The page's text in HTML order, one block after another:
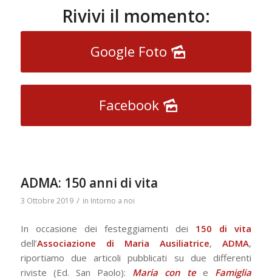
Rivivi il momento:
Google Foto
Facebook
ADMA: 150 anni di vita
3 Ottobre 2019 / in Intorno a noi
In occasione dei festeggiamenti dei 150 di vita
dell’Associazione di Maria Ausiliatrice,ADMA,
riportiamo due articoli pubblicati su due differenti
riviste (Ed. San Paolo): Maria con tee Famiglia